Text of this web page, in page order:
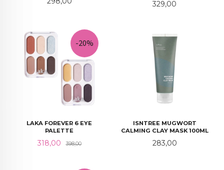
Pris
329,00
LAKA FOREVER 6 EYE
PALETTE
Tilbud
318,00 398,00Rabatt
-20%
ISNTREE MUGWORT
CALMING CLAY MASK 100ML
Pris
283,00